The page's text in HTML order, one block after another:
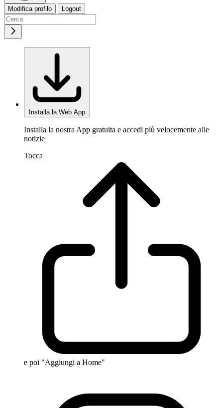
Modifica profilo Logout
Installa la Web App
Installa la nostra App gratuita e accedi più velocemente alle
notizie
Tocca
e poi "Aggiungi a Home"